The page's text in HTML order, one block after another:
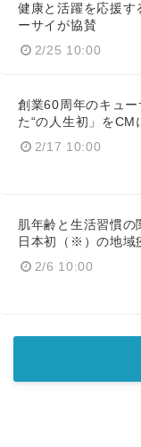
健康と活躍を応援す
ーサイが協賛
2/25 10:00
創業60周年のキュー
た“の人生初」をCM
2/17 10:00
肌年齢と生活習慣の
日本初（※）の地域
2/6 10:00